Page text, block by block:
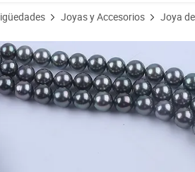
Joyas y Accesorios Joya
de Collar de perlas redondas de